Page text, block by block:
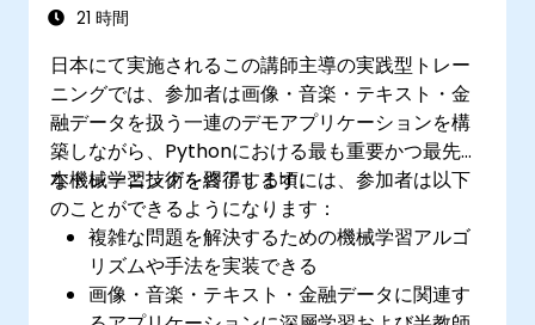
21 時間
日本にて実施されるこの講師主導の実践型トレー
ニングでは、参加者は画像・音楽・テキスト・金
融データを扱う一連のデモアプリケーションを構
築しながら、Pythonにおける最も重要かつ最先端
な機械学習技術を習得します。
本トレーニングを終了する頃には、参加者は以下
のことができるようになります：
複雑な問題を解決するための機械学習アルゴ
リズムや手法を実装できる
画像・音楽・テキスト・金融データに関連す